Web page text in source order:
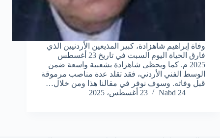
وفاة إبراهيم شاهزادة، كبير المذيعين الأردنيين الذي
فارق الحياة اليوم السبت في تاريخ 23 أغسطس
2025 م. كما ويحظى شاهزادة بشعبية واسعة ضمن
الوسط الفني الأردني، فقد تقلد عدة مناصب مرموقة
قبل وفاته. وسوف نوفر في مقالنا هذا ومن خلال…
Nabd 24
23 أغسطس، 2025